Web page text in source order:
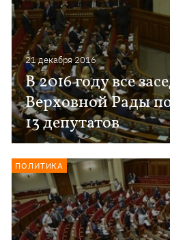
21 декабря 2016
В 2016 году все
Верховной Рады
13 депутатов
ПОЛИТИКА